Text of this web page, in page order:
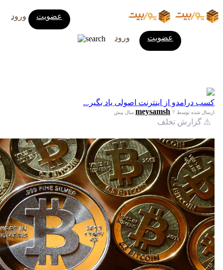
ورود عضویت
ورود عضویت
کسب درامدو از اینترنت اصولی یاد بگیر...
ارسال شده توسط meysamsh 7 سال پیش
⚠️ گزارش تخلف